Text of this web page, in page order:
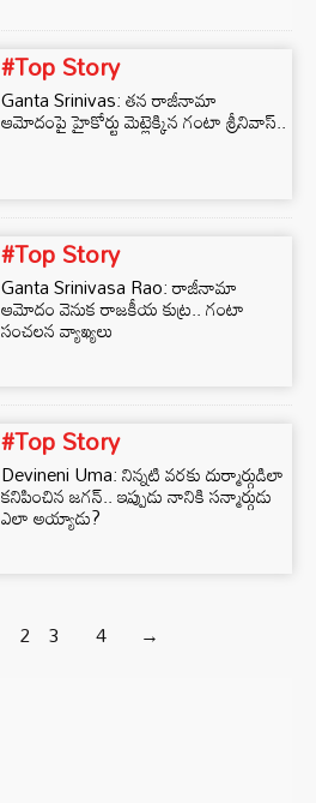
#Top Story
Ganta Srinivas: తన రాజీనామా
ఆమోదంపై హైకోర్టు మెట్లెక్కిన గంటా శ్రీనివాస్..
#Top Story
Ganta Srinivasa Rao: రాజీనామా
ఆమోదం వెనుక రాజకీయ కుట్ర.. గంటా
సంచలన వ్యాఖ్యలు
#Top Story
Devineni Uma: నిన్నటి వరకు దుర్మార్గుడిలా
కనిపించిన జగన్.. ఇప్పుడు నానికి సన్మార్గుడు
ఎలా అయ్యాడు?
2 3 4 →